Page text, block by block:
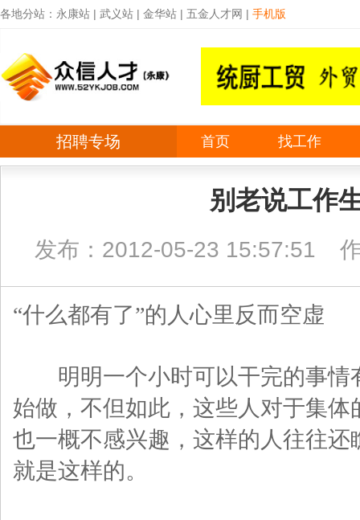
各地分站： 永康站 | 武义站 | 金华站 | 五金人才网 | 手机版
招聘专场 首页 找工作
别老说工作
发布：2012-05-23 15:57:51
“什么都有了”的人心里反而空虚
明明一个小时可以干完的事情
始做，不但如此，这些人对于集
也一概不感兴趣，这样的人往往
就是这样的。